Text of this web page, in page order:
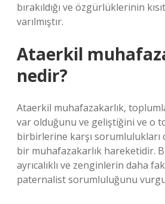
bırakıldığı ve özgürlüklerinin
varılmıştır.
Ataerkil
nedir?
Ataerkil muhafazakarlık,
var olduğunu ve geliştiğini ve o
birbirlerine karşı sorumlulukları
bir muhafazakarlık hareketidir.
ayrıcalıklı ve zenginlerin daha
paternalist sorumluluğunu